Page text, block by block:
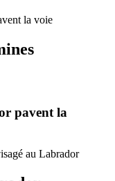
pavent la